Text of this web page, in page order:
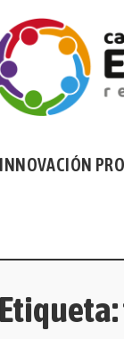
INNOVACIÓN
Etiqueta: